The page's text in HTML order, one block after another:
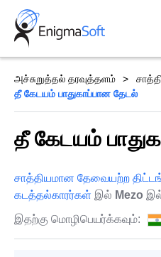
Skip
content
அச்சுறுத்தல் தரவுத்தளம்
தீ கேடயம் பாதுகாப்பான தேடல்
தீ கேடயம்
சாத்தியமான தேவையற்ற
கடத்தல்காரர்கள் இல் Mezo
இதற்கு மொழிபெயர்க்கவும்: